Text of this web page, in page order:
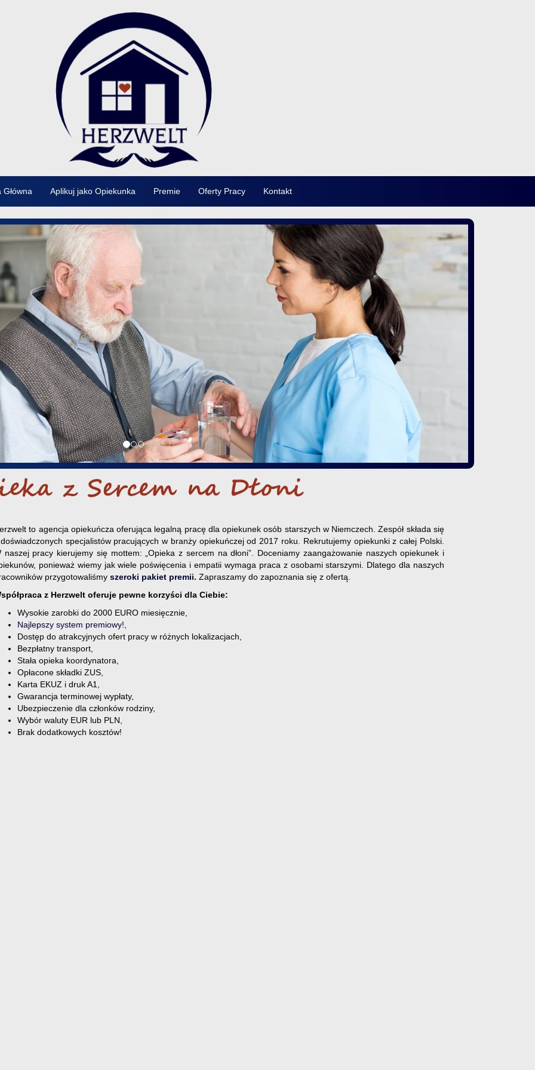
Aplikuj jako Opiekunka Premie Oferty Pracy Kontakt
to agencja opiekuńcza oferująca legalną pracę dla opiekunek osób starszych w Niemczech. Zespół składa się
specjalistów pracujących w branży opiekuńczej od 2017 roku. Rekrutujemy opiekunki z całej Polski.
naszej pracy kierujemy się mottem: „Opieka z sercem na dłoni”. Doceniamy zaangażowanie naszych opiekunek i
ponieważ wiemy jak wiele poświęcenia i empatii wymaga praca z osobami starszymi. Dlatego dla naszych
przygotowaliśmy szeroki pakiet premii. Zapraszamy do zapoznania się z ofertą.
z Herzwelt oferuje pewne korzyści dla Ciebie:
Wysokie zarobki do 2000 EURO miesięcznie,
Najlepszy system premiowy!,
Dostęp do atrakcyjnych ofert pracy w różnych lokalizacjach,
Bezpłatny transport,
Stała opieka koordynatora,
Opłacone składki ZUS,
Karta EKUZ i druk A1,
Gwarancja terminowej wypłaty,
Ubezpieczenie dla członków rodziny,
Wybór waluty EUR lub PLN,
Brak dodatkowych kosztów!